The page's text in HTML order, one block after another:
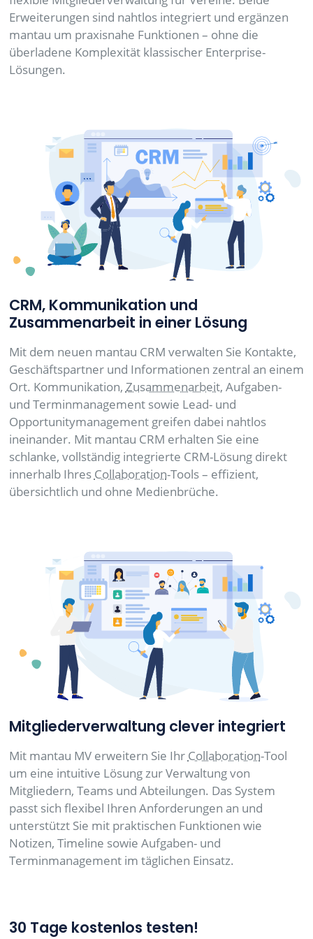
Erweiterungen sind nahtlos integriert und ergänzen
mantau um praxisnahe Funktionen – ohne die
überladene Komplexität klassischer Enterprise-
Lösungen.
CRM, Kommunikation und
Zusammenarbeit in einer Lösung
Mit dem neuen mantau CRM verwalten Sie Kontakte,
Geschäftspartner und Informationen zentral an einem
Ort. Kommunikation, Zusammenarbeit, Aufgaben-
und Terminmanagement sowie Lead- und
Opportunitymanagement greifen dabei nahtlos
ineinander. Mit mantau CRM erhalten Sie eine
schlanke, vollständig integrierte CRM-Lösung direkt
innerhalb Ihres Collaboration-Tools – effizient,
übersichtlich und ohne Medienbrüche.
Mitgliederverwaltung clever integriert
Mit mantau MV erweitern Sie Ihr Collaboration-Tool
um eine intuitive Lösung zur Verwaltung von
Mitgliedern, Teams und Abteilungen. Das System
passt sich flexibel Ihren Anforderungen an und
unterstützt Sie mit praktischen Funktionen wie
Notizen, Timeline sowie Aufgaben- und
Terminmanagement im täglichen Einsatz.
30 Tage kostenlos testen!